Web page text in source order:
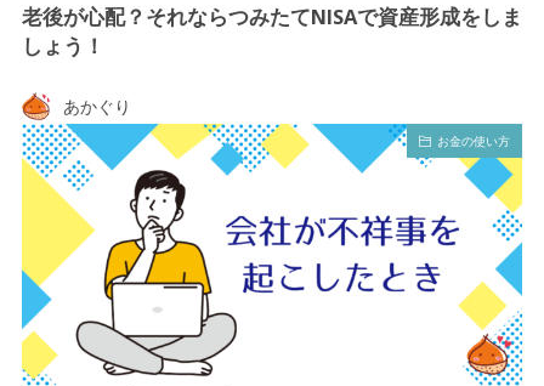
老後が心配？それならつみたてNISAで資産形成をしま
しょう！
あかぐり
お金の使い方